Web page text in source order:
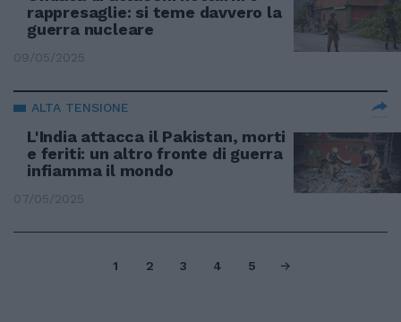
rappresaglie: si teme davvero la
guerra nucleare
09/05/2025
ALTA TENSIONE
L'India attacca il Pakistan, morti
e feriti: un altro fronte di guerra
infiamma il mondo
07/05/2025
1 2 3 4 5